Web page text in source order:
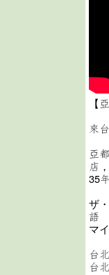
【
來
亞
店
35
ザ
語
マ
台
台